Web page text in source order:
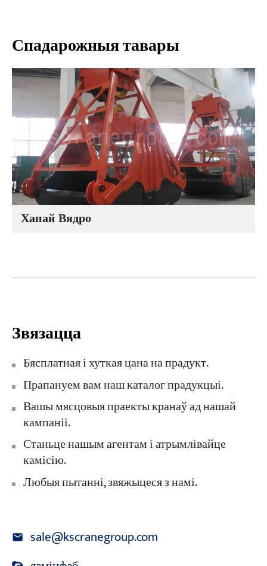
Спадарожныя тавары
Хапай Вядро
Звязацца
Бясплатная і хуткая цана на прадукт.
Прапануем вам наш каталог прадукцыі.
Вашы мясцовыя праекты кранаў ад нашай
кампаніі.
Станьце нашым агентам і атрымлівайце
камісію.
Любыя пытанні, звяжыцеся з намі.
sale@kscranegroup.com